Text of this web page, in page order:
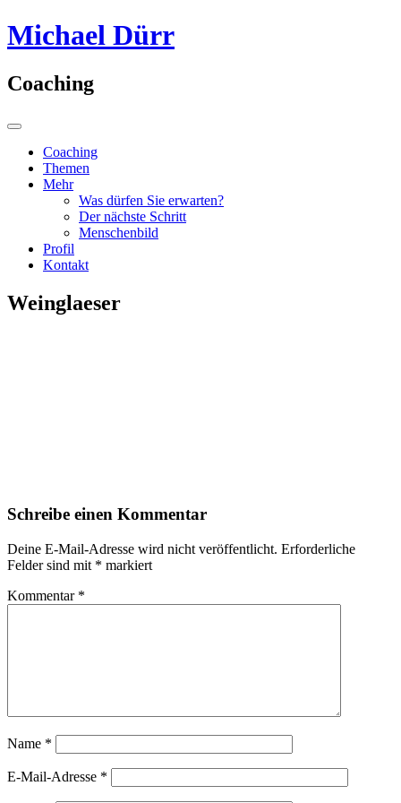
Direkt
zum
Michael Dürr
Coaching
Coaching
Themen
Mehr
Was dürfen Sie erwarten?
Der nächste Schritt
Menschenbild
Profil
Kontakt
Weinglaeser
Schreibe einen Kommentar
Deine E-Mail-Adresse wird nicht veröffentlicht. Erforderliche
Felder sind mit * markiert
Kommentar *
Name *
E-Mail-Adresse *